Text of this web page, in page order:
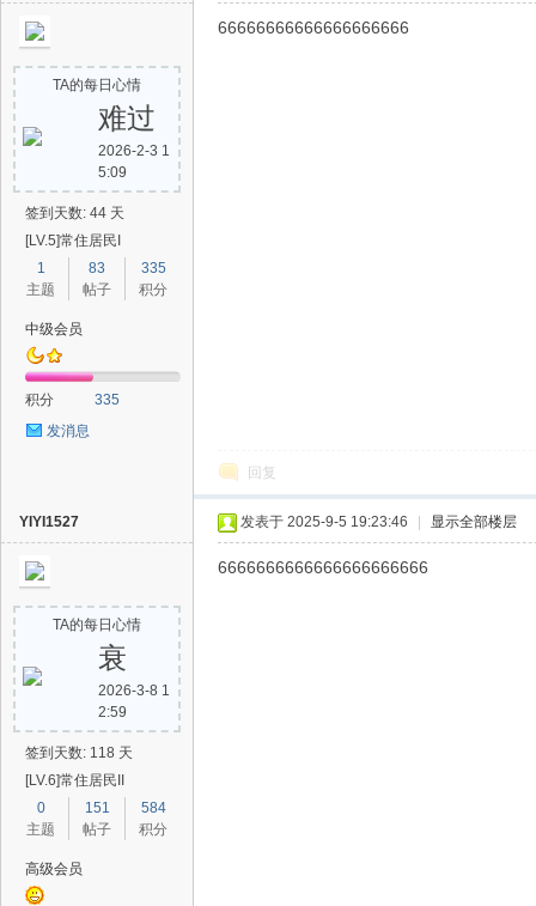
TA的每日心情
难过
2026-2-3 1
5:09
签到天数: 44 天
[LV.5]常住居民I
1
主题
83
帖子
335
积分
中级会员
积分
335
发消息
66666666666666666666
回复
YIYI1527
TA的每日心情
衰
2026-3-8 1
2:59
签到天数: 118 天
[LV.6]常住居民II
0
主题
151
帖子
584
积分
高级会员
发表于 2025-9-5 19:23:46 显示全部楼层
6666666666666666666666